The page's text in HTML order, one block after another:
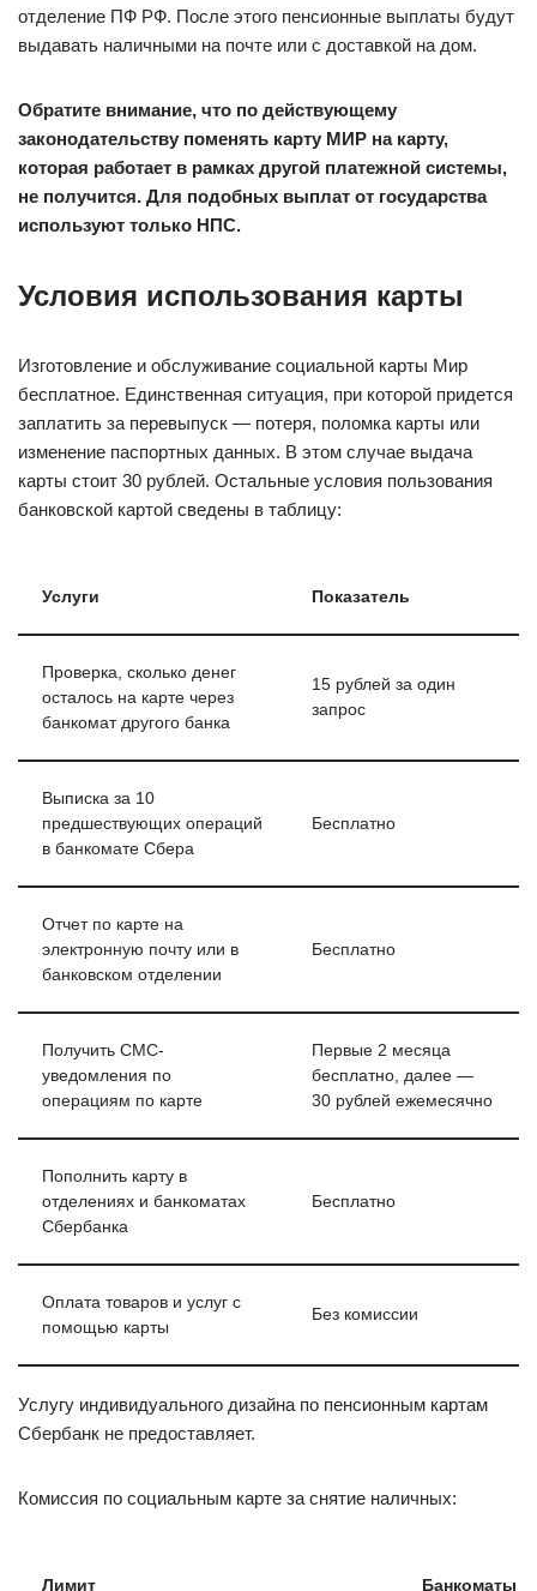
отделение ПФ РФ. После этого пенсионные выплаты будут
выдавать наличными на почте или с доставкой на дом.
Обратите внимание, что по действующему
законодательству поменять карту МИР на карту,
которая работает в рамках другой платежной системы,
не получится. Для подобных выплат от государства
используют только НПС.
Условия использования карты
Изготовление и обслуживание социальной карты Мир
бесплатное. Единственная ситуация, при которой придется
заплатить за перевыпуск — потеря, поломка карты или
изменение паспортных данных. В этом случае выдача
карты стоит 30 рублей. Остальные условия пользования
банковской картой сведены в таблицу:
Услуги Показатель
Проверка, сколько денег
осталось на карте через
банкомат другого банка
15 рублей за один
запрос
Выписка за 10
предшествующих операций
в банкомате Сбера
Бесплатно
Отчет по карте на
электронную почту или в
банковском отделении
Бесплатно
Получить СМС-
уведомления по
операциям по карте
Первые 2 месяца
бесплатно, далее —
30 рублей ежемесячно
Пополнить карту в
отделениях и банкоматах
Сбербанка
Бесплатно
Оплата товаров и услуг с
помощью карты
Без комиссии
Услугу индивидуального дизайна по пенсионным картам
Сбербанк не предоставляет.
Комиссия по социальным карте за снятие наличных:
Лимит Банкоматы